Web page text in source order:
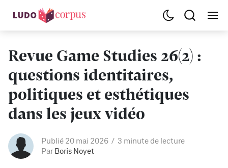
Revue Game Studies 26(2) :
questions identitaires,
politiques et esthétiques
dans les jeux vidéo
Publié 20 mai 2026
3 minute de lecture
Par Boris Noyet